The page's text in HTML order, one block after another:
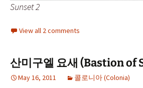
Sunset 2
View all 2 comments
산미구엘 요새 (Bastion of
May 16, 2011 콜로니아 (Colonia)